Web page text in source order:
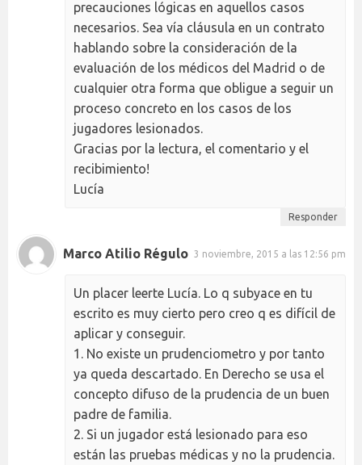
precauciones lógicas en aquellos casos
necesarios. Sea vía cláusula en un contrato
hablando sobre la consideración de la
evaluación de los médicos del Madrid o de
cualquier otra forma que obligue a seguir un
proceso concreto en los casos de los
jugadores lesionados.
Gracias por la lectura, el comentario y el
recibimiento!
Lucía
Responder
Marco Atilio Régulo 3 noviembre, 2015 a las 12:56 pm
Un placer leerte Lucía. Lo q subyace en tu
escrito es muy cierto pero creo q es difícil de
aplicar y conseguir.
1. No existe un prudenciometro y por tanto
ya queda descartado. En Derecho se usa el
concepto difuso de la prudencia de un buen
padre de familia.
2. Si un jugador está lesionado para eso
están las pruebas médicas y no la prudencia.